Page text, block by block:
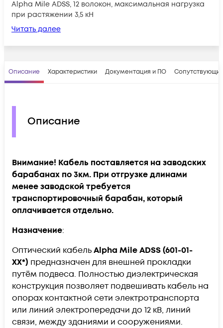
Alpha Mile ADSS, 12 волокон, максимальная нагрузка
при растяжении 3,5 кН
Читать далее
Описание Характеристики Документация и ПО
Описание
Внимание! Кабель поставляется на заводских
барабанах по 3км. При отгрузке длинами
менее заводской требуется
транспортировочный барабан, который
оплачивается отдельно.
Назначение:
Оптический кабельAlpha Mile ADSS (601-01-
ХХ*) предназначен для внешней прокладки
путём подвеса. Полностью диэлектрическая
конструкция позволяет подвешивать кабель на
опорах контактной сети электротранспорта
или линий электропередачи до 12 кВ, линий
связи, между зданиями и сооружениями.